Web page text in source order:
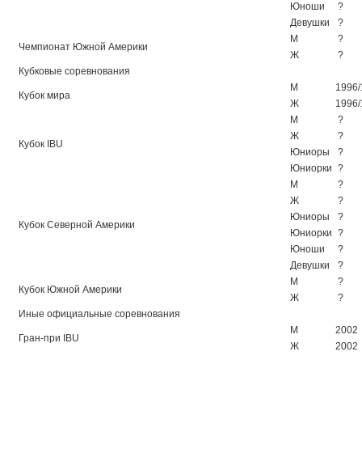
Юноши
?
Девушки
?
Чемпионат Южной Америки
М
?
Ж
?
Кубковые соревнования
Кубок мира
М
Ж
Кубок IBU
М
?
Ж
?
Юниоры
?
Юниорки ?
Кубок Северной Америки
М
?
Ж
?
Юниоры
?
Юниорки ?
Юноши
?
Девушки
?
Кубок Южной Америки
М
?
Ж
?
Иные официальные соревнования
Гран-при IBU
М
2002
Ж
2002